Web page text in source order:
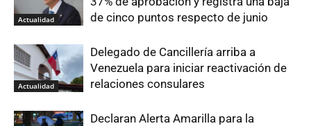
Actualidad
de cinco puntos respecto de junio
Actualidad
Delegado de Cancillería arriba a
Venezuela para iniciar reactivación de
relaciones consulares
Declaran Alerta Amarilla para la